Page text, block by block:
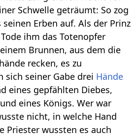
Schwelle geträumt: So zog
Erben auf. Als der Prinz
ihm das Totenopfer
Brunnen, aus dem die
recken, es zu
sich seiner Gabe drei Hände
eines gepfählten Diebes,
eines Königs. Wer war
nicht, in welche Hand
Priester wussten es auch